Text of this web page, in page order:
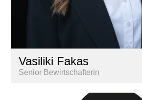
Vasiliki Fakas
Senior Bewirtschafterin